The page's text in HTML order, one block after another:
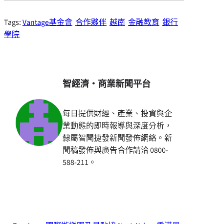
Tags:Vantage基金會 合作夥伴 越南 金融教育 銀行
學院
智經濟・商業新聞平台
每日提供財經、產業、投資與企
業動態的即時報導與深度分析，
隸屬智聞捷發新聞發佈網絡。新
聞稿發佈與廣告合作請洽 0800-
588-211。